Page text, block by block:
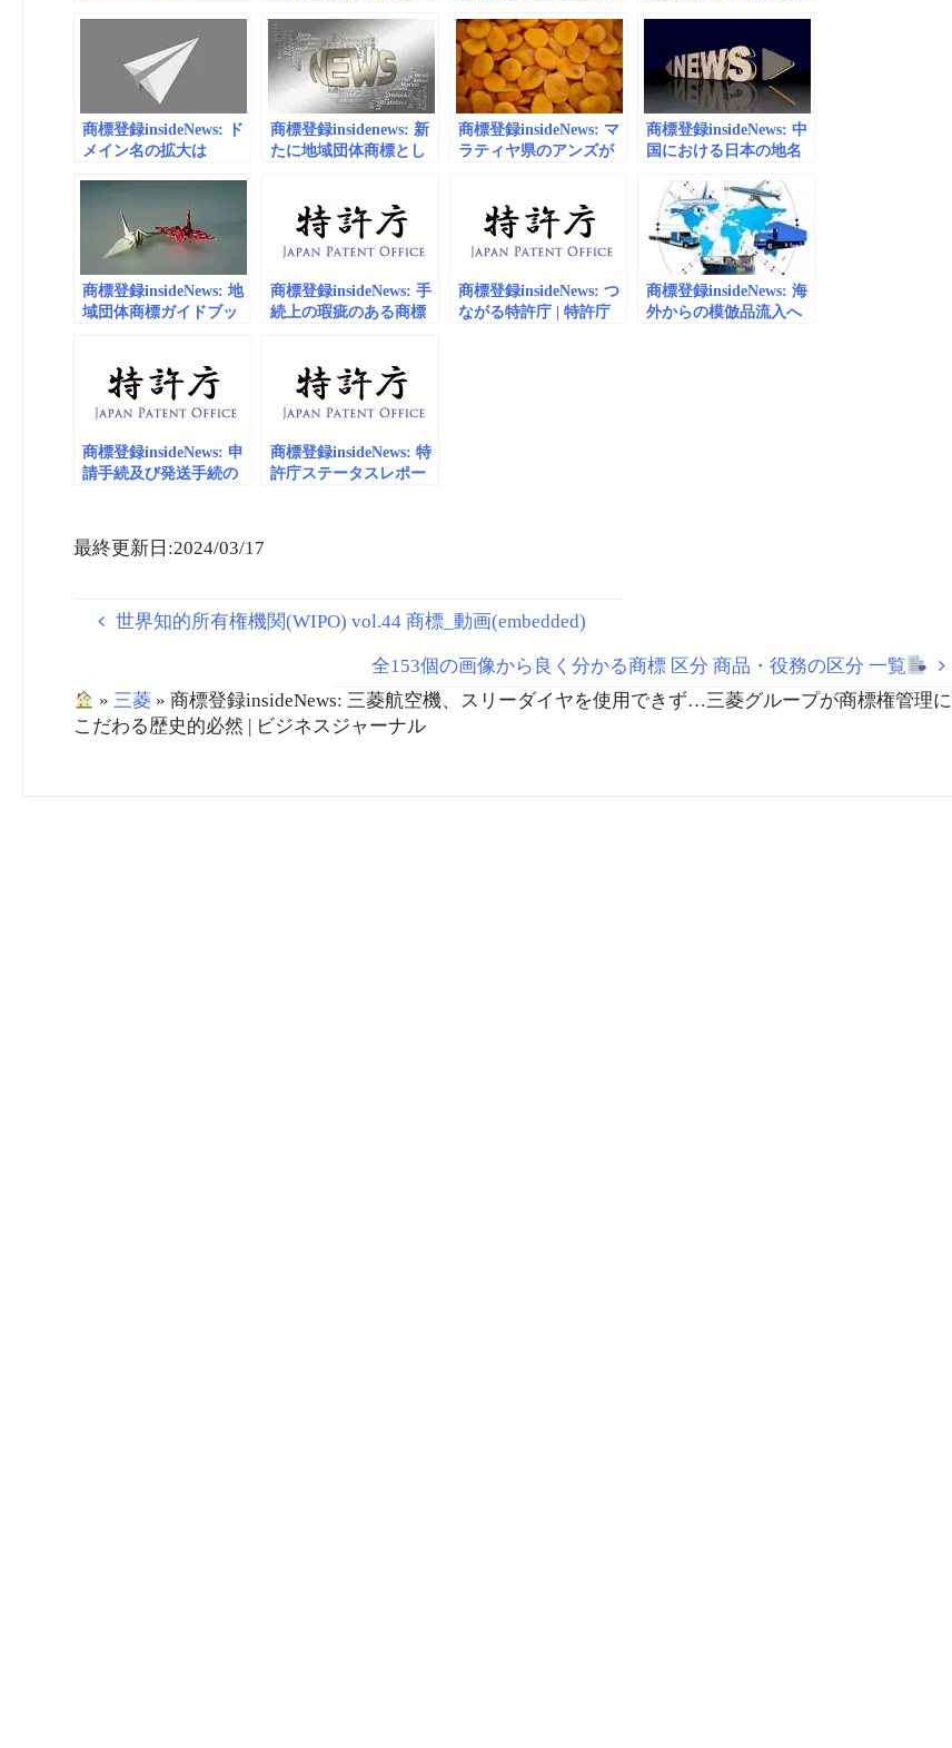
dealership
標登録…異議申立を却
下→一転して登録取消
の理由 | ビジネスジャ
ーナル
隊訴訟、現金化なら関
係悪化 | 時事ドットコ
ム
商標登録insideNews: ド
メイン名の拡大は
商標登録insidenews: 新
たに地域団体商標とし
商標登録insideNews: マ
ラティヤ県のアンズが
商標登録insideNews: 中
国における日本の地名
願調査の結果| 特許庁
商標登録insideNews: 地
域団体商標ガイドブッ
商標登録insideNews: 手
続上の瑕疵のある商標
い場合に行う却下処分
前の確認通知の廃止の
お知らせ | 特許庁
商標登録insideNews: つ
ながる特許庁 | 特許庁
商標登録insideNews: 海
外からの模倣品流入へ
商標登録insideNews: 申
請手続及び発送手続の
商標登録insideNews: 特
許庁ステータスレポー
最終更新日:2024/03/17
世界知的所有権機関(WIPO) vol.44 商標_動画(embedded)
全153個の画像から良く分かる商標 区分 商品・役務の区分 一覧
»三菱 »商標登録insideNews: 三菱航空機、スリーダイヤを使用できず…三菱グループが商標権管理に
こだわる歴史的必然 | ビジネスジャーナル